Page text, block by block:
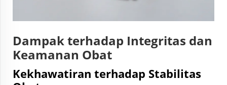
Dampak terhadap Integritas dan
Keamanan Obat
Kekhawatiran terhadap Stabilitas